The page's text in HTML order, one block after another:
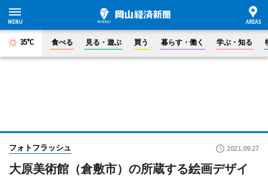
35°C 食べる 見る・遊ぶ 買う 暮らす・働く 学ぶ・知る
フォトフラッシュ 2021.09.27
大原美術館（倉敷市）の所蔵する絵画デザイ